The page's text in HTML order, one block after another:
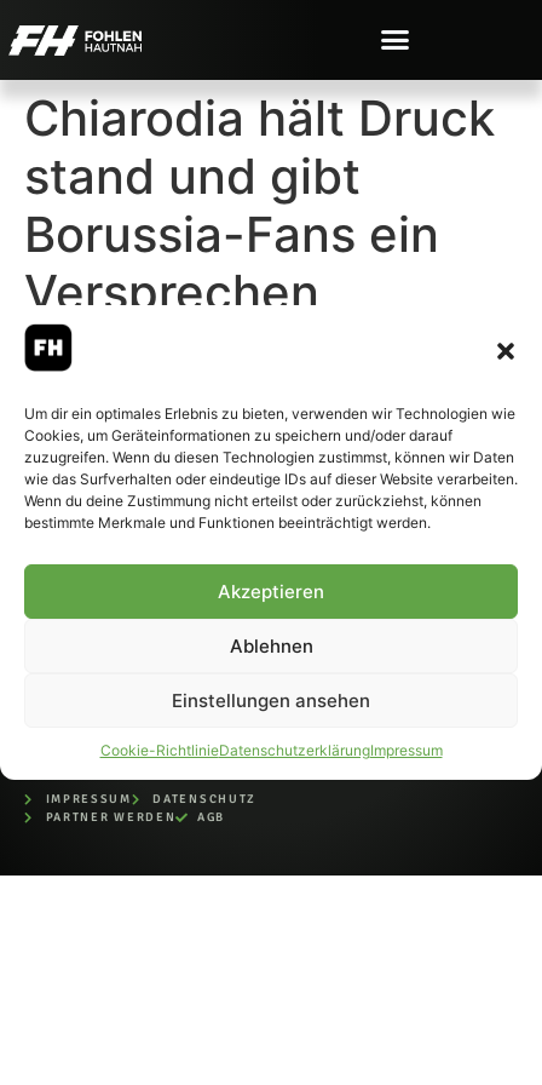
Um dir ein optimales Erlebnis zu bieten, verwenden wir Technologien wie
Cookies, um Geräteinformationen zu speichern und/oder darauf
zuzugreifen. Wenn du diesen Technologien zustimmst, können wir Daten
wie das Surfverhalten oder eindeutige IDs auf dieser Website verarbeiten.
Wenn du deine Zustimmung nicht erteilst oder zurückziehst, können
bestimmte Merkmale und Funktionen beeinträchtigt werden.
Akzeptieren
Ablehnen
Einstellungen ansehen
Cookie-RichtlinieDatenschutzerklärungImpressum
Chiarodia hält Druck
stand und gibt
Borussia-Fans ein
Versprechen
© 2007-2026 Fohlen-Hautnah.de
– Alle rechte vorbehalten.
Fohlen-Hautnah.de ist ein
offiziell eingetragenes Magazin
IMPRESSUM
DATENSCHUTZ
PARTNER WERDEN
AGB